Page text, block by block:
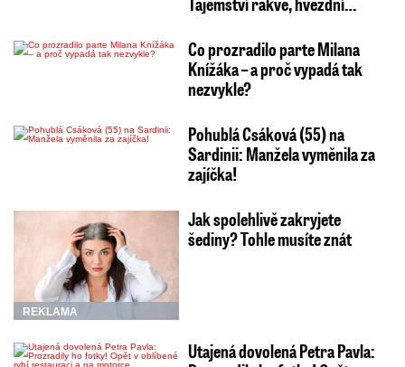
Co prozradilo parte Milana
Knížáka – a proč vypadá tak
nezvykle?
Pohublá Csáková (55) na
Sardinii: Manžela vyměnila za
zajíčka!
REKLAMA
Jak spolehlivě zakryjete
šediny? Tohle musíte znát
Utajená dovolená Petra Pavla: